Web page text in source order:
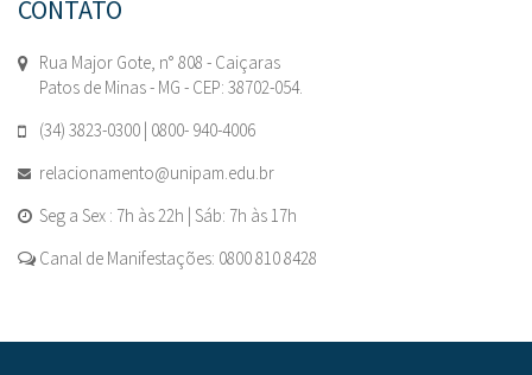
CONTATO
Rua Major Gote, n° 808 - Caiçaras
Patos de Minas - MG - CEP: 38702-054.
(34) 3823-0300 | 0800- 940-4006
relacionamento@unipam.edu.br
Seg a Sex : 7h às 22h | Sáb: 7h às 17h
Canal de Manifestações: 0800 810 8428